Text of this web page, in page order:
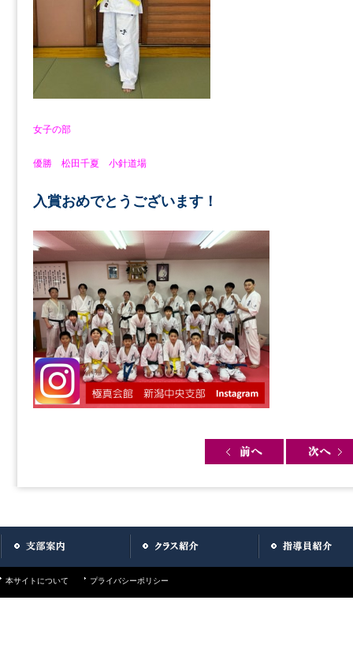
女子の部
優勝 松田千夏 小針道場
入賞おめでとうございます！
本サイトについて プライバシーポリシー